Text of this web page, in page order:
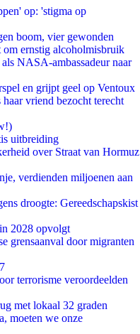
op: 'stigma op
boom, vier gewonden
ernstig alcoholmisbruik
NASA-ambassadeur naar
en grijpt geel op Ventoux
vriend bezocht terecht
uitbreiding
over Straat van Hormuz
verdienden miljoenen aan
droogte: Gereedschapskist
2028 opvolgt
grensaanval door migranten
terrorisme veroordeelden
met lokaal 32 graden
moeten we onze